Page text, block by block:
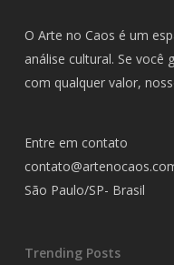
O Arte no Caos é um
análise cultural. Se você
com qualquer valor,
Entre em contato
São Paulo/SP- Brasil
Trending Posts